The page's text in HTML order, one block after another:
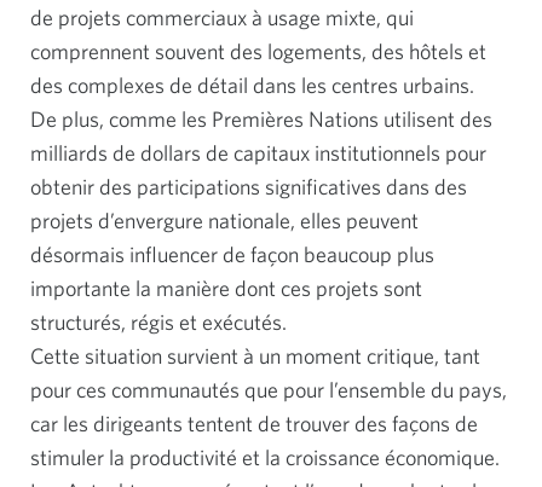
de projets commerciaux à usage mixte, qui
comprennent souvent des logements, des hôtels et
des complexes de détail dans les centres urbains.
De plus, comme les Premières Nations utilisent des
milliards de dollars de capitaux institutionnels pour
obtenir des participations significatives dans des
projets d’envergure nationale, elles peuvent
désormais influencer de façon beaucoup plus
importante la manière dont ces projets sont
structurés, régis et exécutés.
Cette situation survient à un moment critique, tant
pour ces communautés que pour l’ensemble du pays,
car les dirigeants tentent de trouver des façons de
stimuler la productivité et la croissance économique.